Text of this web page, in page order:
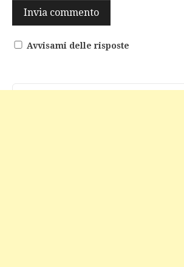
Avvisami delle risposte